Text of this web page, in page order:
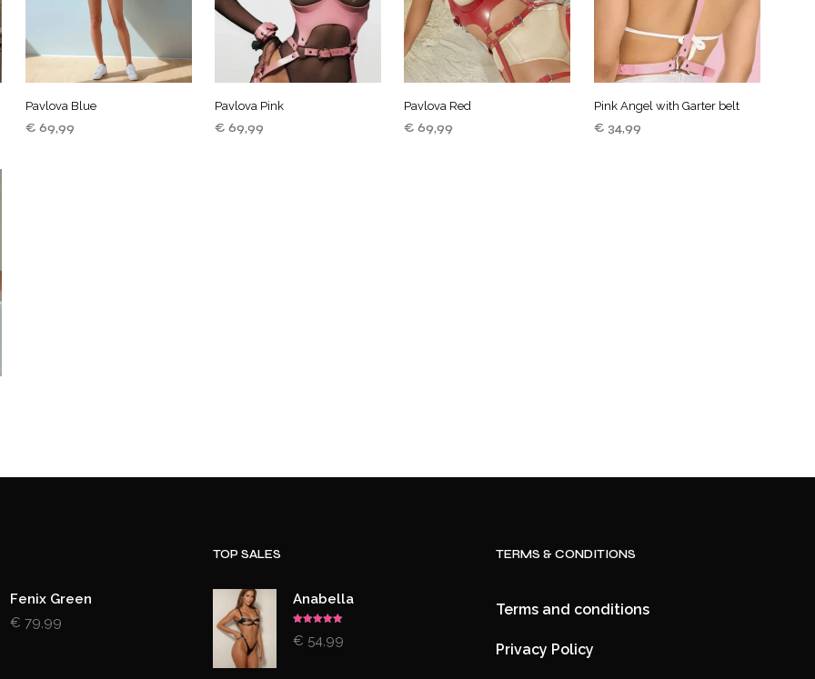
Pavlova Blue
€ 69,99
Pavlova Pink
€ 69,99
Pavlova Red
€ 69,99
Pink Angel with Garter belt
€ 34,99
Fenix Green
€ 79,99
TOP SALES
Anabella
5.00uit 5
€ 54,99
TERMS & CONDITIONS
Terms and conditions
Privacy Policy